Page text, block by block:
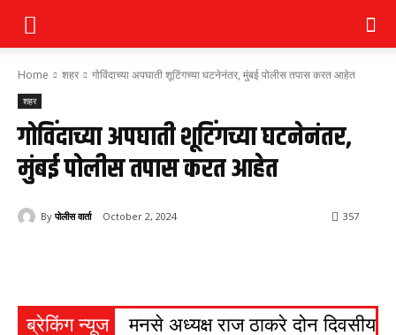
Home शहर गोविंदाच्या अपघाती शूटिंगच्या घटनेनंतर, मुंबई पोलीस तपास करत आहेत
शहर
गोविंदाच्या अपघाती शूटिंगच्या घटनेनंतर,
मुंबई पोलीस तपास करत आहेत
By पोलीस वार्ता October 2, 2024 357
ब्रेकिंग न्यूज मनसे अध्यक्ष राज ठाकरे दोन दिवसीय